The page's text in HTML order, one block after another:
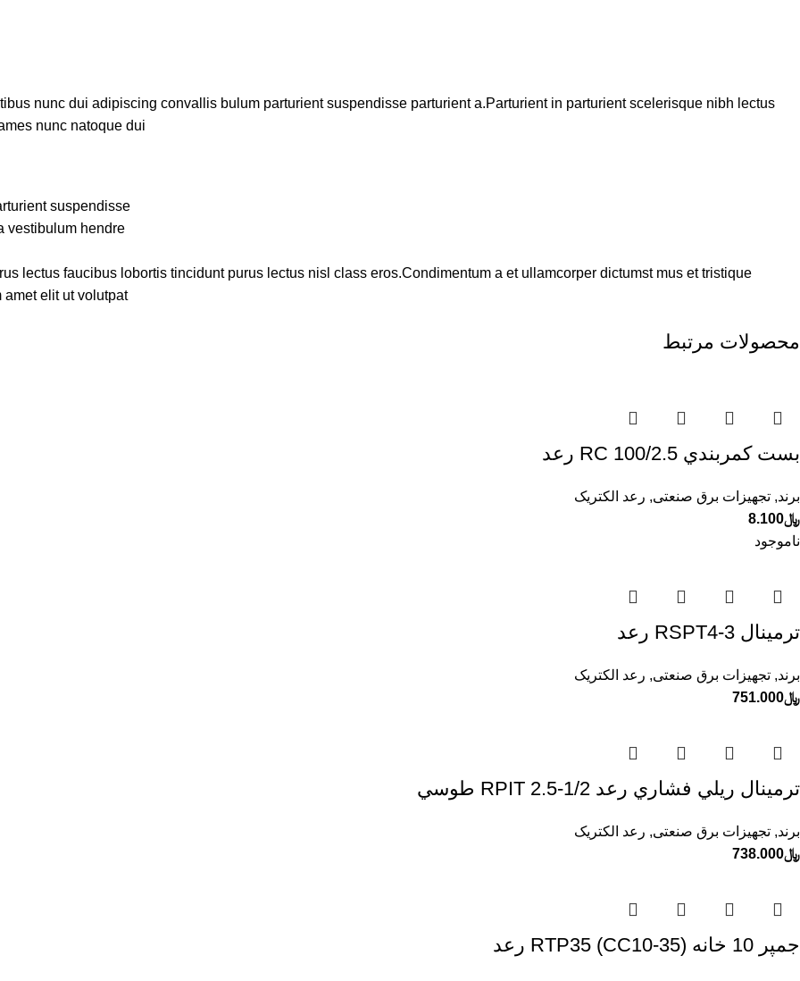
nunc dui adipiscing convallis bulum parturient suspendisse parturient a.Parturient in parturient scelerisque nibh lectus
nunc natoque dui.
suspendisse.
vestibulum hendre.
lectus faucibus lobortis tincidunt purus lectus nisl class eros.Condimentum a et ullamcorper dictumst mus et tristique
elit ut volutpat.
محصولات مرتبط
بست كمربندي 100/2.5 RC رعد
برند, تجهیزات برق صنعتی, رعد الکتریک
﷼8.100
ناموجود
ترمينال RSPT4-3 رعد
برند, تجهیزات برق صنعتی, رعد الکتریک
﷼751.000
ترمينال ريلي فشاري رعد RPIT 2.5-1/2 طوسي
برند, تجهیزات برق صنعتی, رعد الکتریک
﷼738.000
جمپر 10 خانه RTP35 (CC10-35) رعد